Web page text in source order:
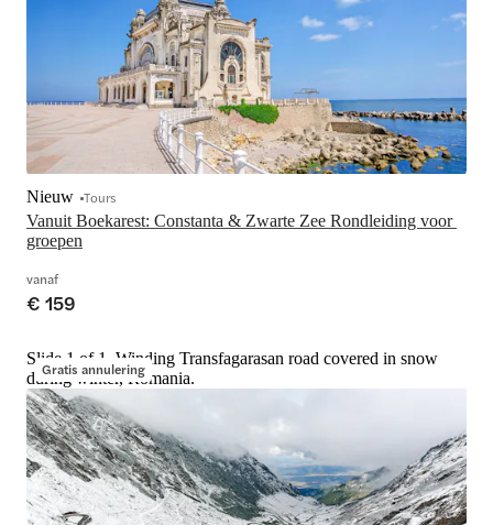
Vanuit Boekarest: Constanta & Zwarte Zee Rondleiding voor
groepen
Nieuw Tours
vanaf
€ 159
Gratis annulering
Slide 1 of 1, Winding Transfagarasan road covered in snow
during winter, Romania.